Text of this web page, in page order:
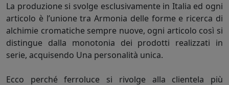
La produzione si svolge esclusivamente in Italia ed ogni
articolo è l’unione tra Armonia delle forme e ricerca di
alchimie cromatiche sempre nuove, ogni articolo così si
distingue dalla monotonia dei prodotti realizzati in
serie, acquisendo Una personalità unica.
Ecco perché ferroluce si rivolge alla clientela più